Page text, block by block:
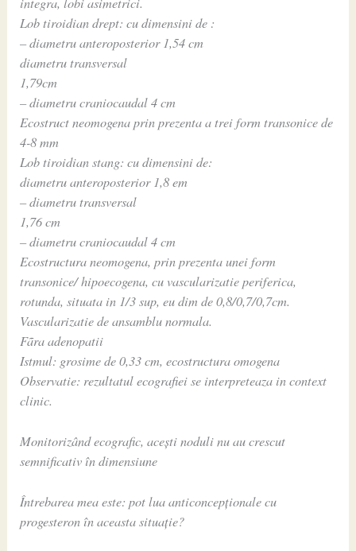
Lob tiroidian drept: cu dimensini de :
– diametru anteroposterior 1,54 cm
diametru transversal
1,79cm
– diametru craniocaudal 4 cm
Ecostruct neomogena prin prezenta a trei form transonice de
4-8 mm
Lob tiroidian stang: cu dimensini de:
diametru anteroposterior 1,8 em
– diametru transversal
1,76 cm
– diametru craniocaudal 4 cm
Ecostructura neomogena, prin prezenta unei form
transonice/ hipoecogena, cu vascularizatie periferica,
rotunda, situata in 1/3 sup, eu dim de 0,8/0,7/0,7cm.
Vascularizatie de ansamblu normala.
Fãra adenopatii
Istmul: grosime de 0,33 cm, ecostructura omogena
Observatie: rezultatul ecografiei se interpreteaza in context
clinic.
Monitorizând ecografic, acești noduli nu au crescut
semnificativ în dimensiune
Întrebarea mea este: pot lua anticoncepționale cu
progesteron în aceasta situație?